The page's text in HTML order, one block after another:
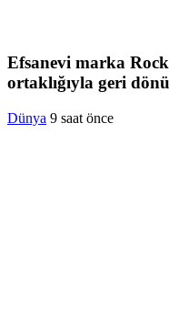
Efsanevi marka
ortaklığıyla geri
Dünya 9 saat önce